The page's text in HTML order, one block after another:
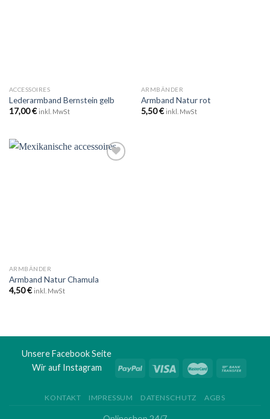
ACCESSOIRES
Lederarmband Bernstein gelb
17,00€ inkl. MwSt
ARMBÄNDER
Armband Natur rot
5,50€ inkl. MwSt
ARMBÄNDER
Armband Natur Chamula
4,50€ inkl. MwSt
Unsere Facebook Seite
Wir auf Instagram
KONTAKT IMPRESSUM DATENSCHUTZ AGBS